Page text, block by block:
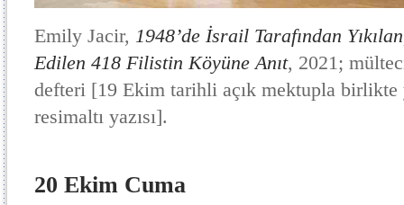
Emily Jacir, 1948’de İsrail Tarafından
Edilen 418 Filistin Köyüne Anıt, 2021;
defteri [19 Ekim tarihli açık mektupla birlikte
resimaltı yazısı].
20 Ekim Cuma